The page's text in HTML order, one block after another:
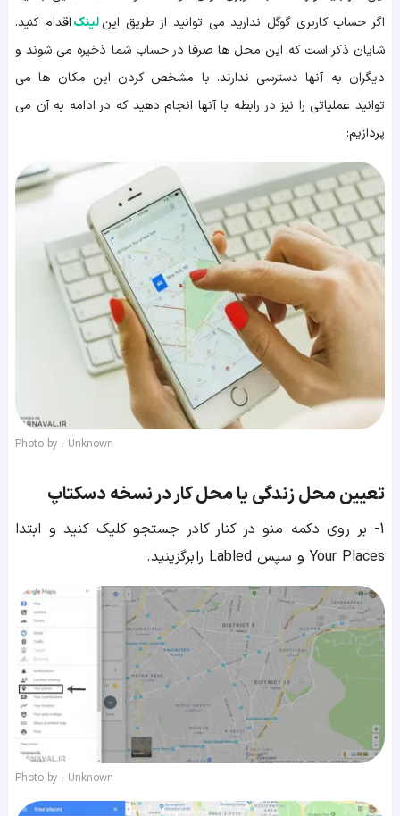
اگر حساب کاربری گوگل ندارید می توانید از طریق اینلینکاقدام کنید.
شایان ذکر است که این محل ها صرفا در حساب شما ذخیره می شوند و
دیگران به آنها دسترسی ندارند. با مشخص کردن این مکان ها می
توانید عملیاتی را نیز در رابطه با آنها انجام دهید که در ادامه به آن می
پردازیم:
Photo by : Unknown
تعیین محل زندگی یا محل کار درنسخه دسکتاپ
1- بر روی دکمه منو در کنار کادر جستجو کلیک کنید و ابتدا
Your Places و سپس Labled را برگزینید.
Photo by : Unknown